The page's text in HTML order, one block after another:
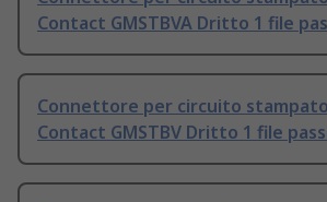
Contact GMSTBVA Dritto 1 file
Connettore per circuito
Contact GMSTBV Dritto 1 file